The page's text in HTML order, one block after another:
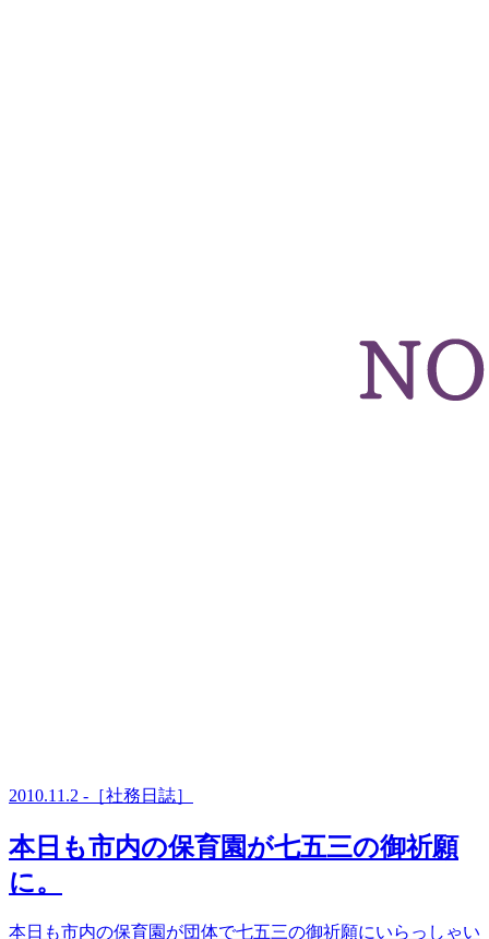
2010.11.2 -［社務日誌］
本日も市内の保育園が七五三の御祈願
に。
本日も市内の保育園が団体で七五三の御祈願にいらっしゃい